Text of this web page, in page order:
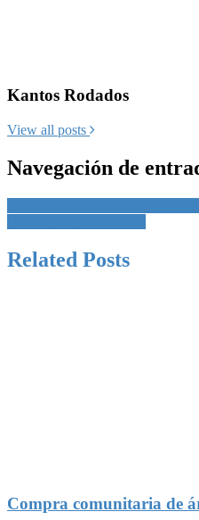
Kantos Rodados
View all posts
Navegación de
Related Posts
Compra comunitaria de